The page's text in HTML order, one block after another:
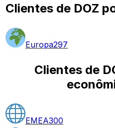
Clientes de DOZ
Europa297
Clientes de
EMEA300